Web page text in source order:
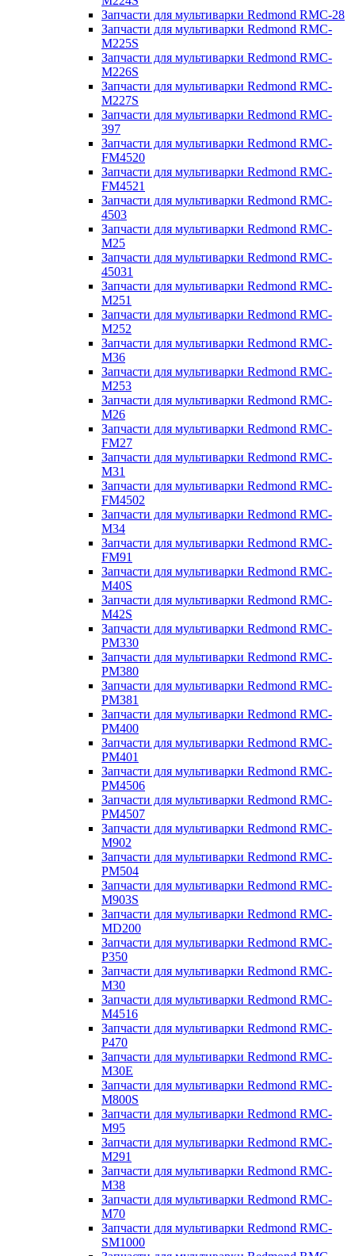
Запчасти для мультиварки Redmond RMC-28
Запчасти для мультиварки Redmond RMC-
M225S
Запчасти для мультиварки Redmond RMC-
M226S
Запчасти для мультиварки Redmond RMC-
M227S
Запчасти для мультиварки Redmond RMC-
397
Запчасти для мультиварки Redmond RMC-
FM4520
Запчасти для мультиварки Redmond RMC-
FM4521
Запчасти для мультиварки Redmond RMC-
4503
Запчасти для мультиварки Redmond RMC-
M25
Запчасти для мультиварки Redmond RMC-
45031
Запчасти для мультиварки Redmond RMC-
M251
Запчасти для мультиварки Redmond RMC-
M252
Запчасти для мультиварки Redmond RMC-
M36
Запчасти для мультиварки Redmond RMC-
M253
Запчасти для мультиварки Redmond RMC-
M26
Запчасти для мультиварки Redmond RMC-
FM27
Запчасти для мультиварки Redmond RMC-
M31
Запчасти для мультиварки Redmond RMC-
FM4502
Запчасти для мультиварки Redmond RMC-
M34
Запчасти для мультиварки Redmond RMC-
FM91
Запчасти для мультиварки Redmond RMC-
M40S
Запчасти для мультиварки Redmond RMC-
M42S
Запчасти для мультиварки Redmond RMC-
PM330
Запчасти для мультиварки Redmond RMC-
PM380
Запчасти для мультиварки Redmond RMC-
PM381
Запчасти для мультиварки Redmond RMC-
PM400
Запчасти для мультиварки Redmond RMC-
PM401
Запчасти для мультиварки Redmond RMC-
PM4506
Запчасти для мультиварки Redmond RMC-
PM4507
Запчасти для мультиварки Redmond RMC-
M902
Запчасти для мультиварки Redmond RMC-
PM504
Запчасти для мультиварки Redmond RMC-
M903S
Запчасти для мультиварки Redmond RMC-
MD200
Запчасти для мультиварки Redmond RMC-
P350
Запчасти для мультиварки Redmond RMC-
M30
Запчасти для мультиварки Redmond RMC-
M4516
Запчасти для мультиварки Redmond RMC-
P470
Запчасти для мультиварки Redmond RMC-
M30E
Запчасти для мультиварки Redmond RMC-
M800S
Запчасти для мультиварки Redmond RMC-
M95
Запчасти для мультиварки Redmond RMC-
M291
Запчасти для мультиварки Redmond RMC-
M38
Запчасти для мультиварки Redmond RMC-
M70
Запчасти для мультиварки Redmond RMC-
SM1000